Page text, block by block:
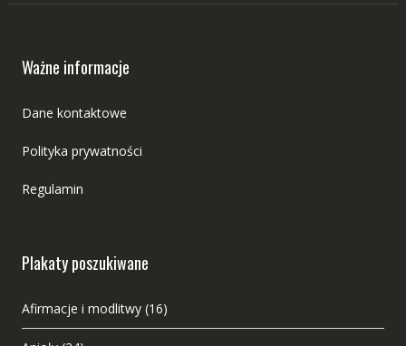
Ważne informacje
Dane kontaktowe
Polityka prywatności
Regulamin
Plakaty poszukiwane
Afirmacje i modlitwy (16)